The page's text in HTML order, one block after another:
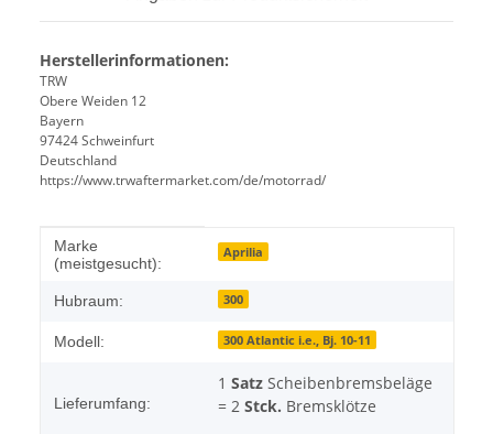
Herstellerinformationen:
TRW
Obere Weiden 12
Bayern
97424 Schweinfurt
Deutschland
https://www.trwaftermarket.com/de/motorrad/
Produkteigenschaft
Wert
Marke
(meistgesucht):
Aprilia
Hubraum: 300
Modell: 300 Atlantic i.e., Bj. 10-11
Lieferumfang:
1 Satz Scheibenbremsbeläge
= 2 Stck. Bremsklötze